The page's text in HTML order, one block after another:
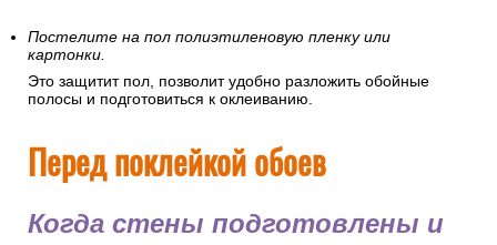
Постелите на пол полиэтиленовую пленку или
картонки.
Это защитит пол, позволит удобно разложить обойные
полосы и подготовиться к оклеиванию.
Перед поклейкой обоев
Когда стены подготовлены и